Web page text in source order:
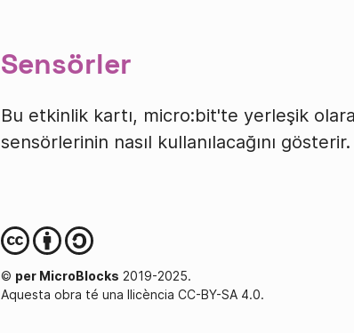
Sensörler
Bu etkinlik kartı, micro:bit'te yerleşik
sensörlerinin nasıl kullanılacağını gösterir.
© per MicroBlocks 2019-2025.
Aquesta obra té una llicència CC-BY-SA 4.0.